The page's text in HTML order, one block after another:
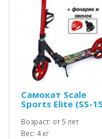
Самокат Scale
Sports Elite (SS-
красный + Led
фонарик
Возраст: от 5 лет
Вес: 4 кг